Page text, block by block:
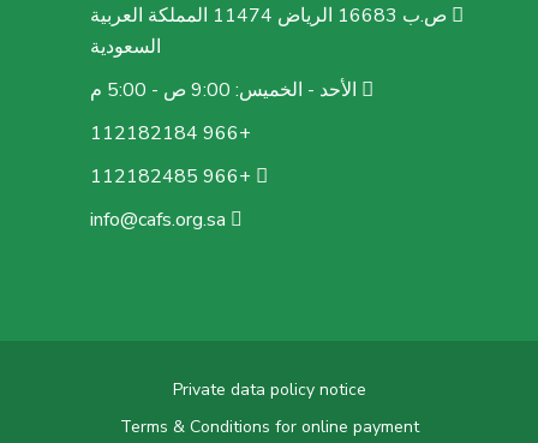
ص.ب 16683 الرياض 11474 المملكة العربية
السعودية
الأحد - الخميس: 9:00 ص - 5:00 م
+966 112182184
+966 112182485
info@cafs.org.sa
Private data policy notice
Terms & Conditions for online payment